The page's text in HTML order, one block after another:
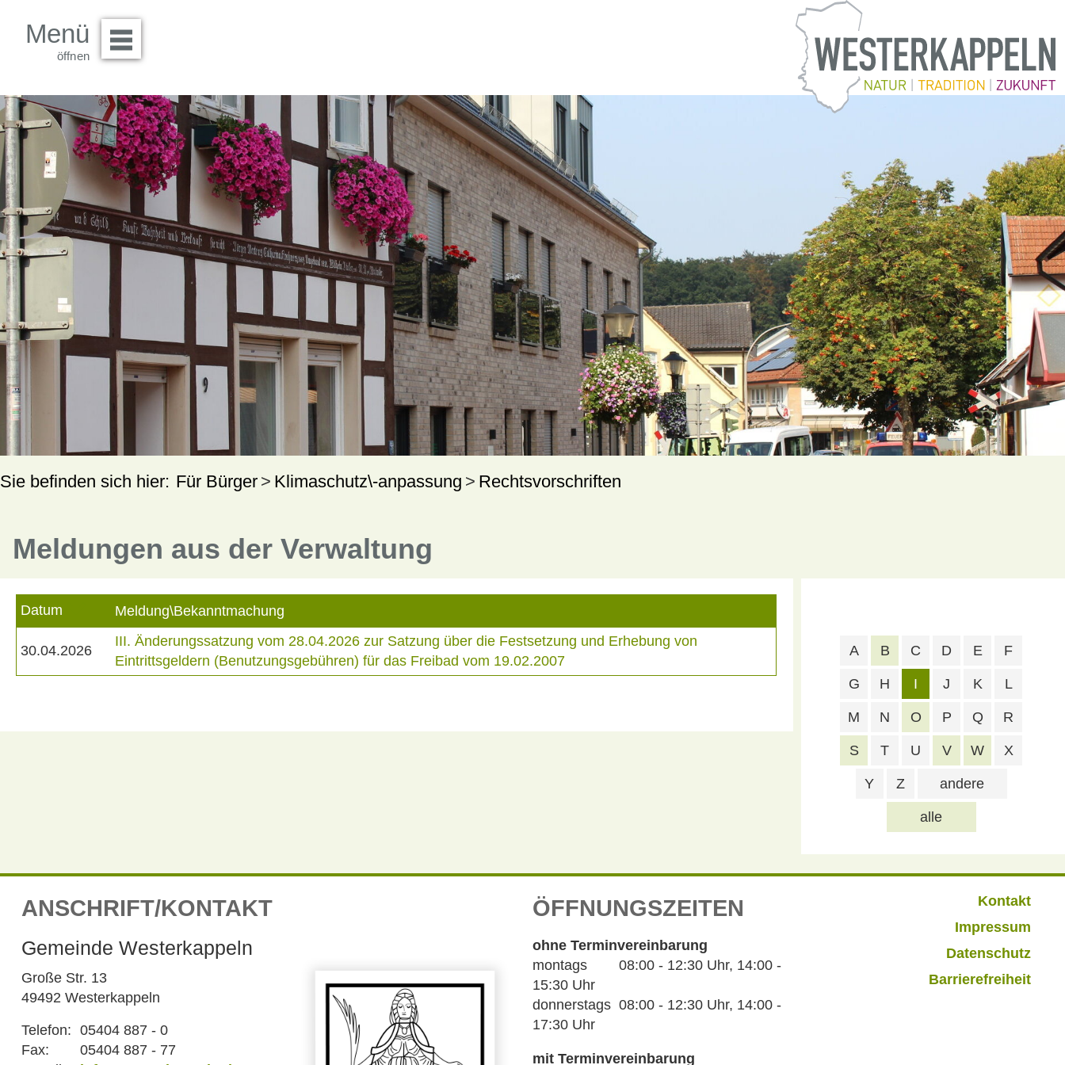
Menü
Für Bürger Klimaschutz\-anpassung Rechtsvorschriften
Meldungen aus der Verwaltung
Datum Meldung\Bekanntmachung
30.04.2026
III. Änderungssatzung vom 28.04.2026 zur Satzung über die Festsetzung und Erhebung von
Eintrittsgeldern (Benutzungsgebühren) für das Freibad vom 19.02.2007
alle
A B C D E F
G H I J K L
M N O P Q R
S T U V W X
Y Z andere
ANSCHRIFT/KONTAKT
Gemeinde Westerkappeln
Große Str. 13
49492 Westerkappeln
Telefon: 05404 887 - 0
Fax:
05404 887 - 77
ÖFFNUNGSZEITEN
ohne Terminvereinbarung
montags 08:00 - 12:30 Uhr, 14:00 -
15:30 Uhr
donnerstags 08:00 - 12:30 Uhr, 14:00 -
17:30 Uhr
mit Terminvereinbarung
Kontakt
Impressum
Datenschutz
Barrierefreiheit